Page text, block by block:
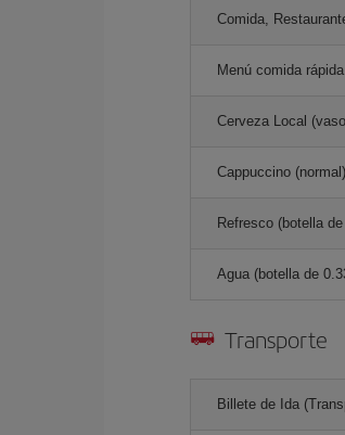
Comida,
Menú comida rápida
Cerveza Local
Cappuccino (normal)
Refresco (botella
Agua (botella de
Transporte
Billete de Ida